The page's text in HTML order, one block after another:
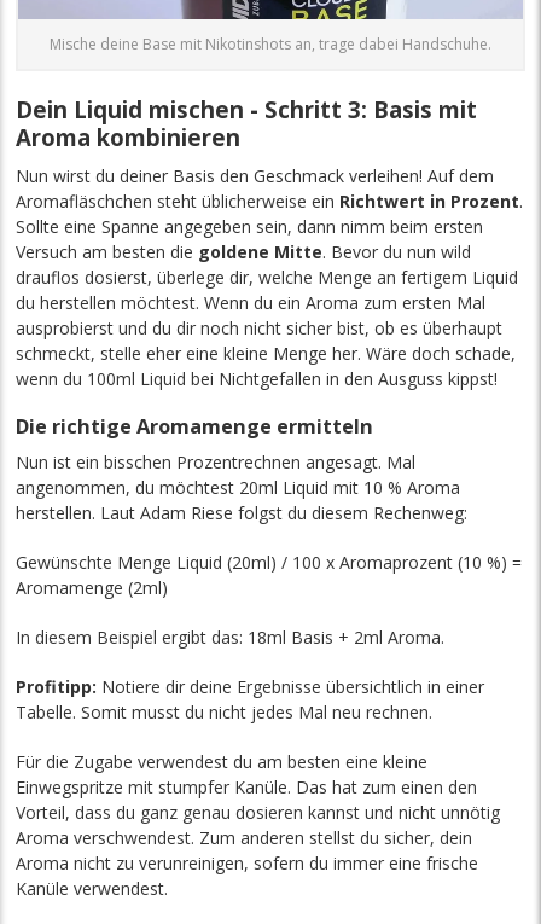
Mische deine Base mit Nikotinshots an, trage dabei Handschuhe.
Dein Liquid mischen - Schritt 3: Basis mit
Aroma kombinieren
Nun wirst du deiner Basis den Geschmack verleihen! Auf dem
Aromafläschchen steht üblicherweise ein Richtwert in Prozent.
Sollte eine Spanne angegeben sein, dann nimm beim ersten
Versuch am besten die goldene Mitte. Bevor du nun wild
drauflos dosierst, überlege dir, welche Menge an fertigem Liquid
du herstellen möchtest. Wenn du ein Aroma zum ersten Mal
ausprobierst und du dir noch nicht sicher bist, ob es überhaupt
schmeckt, stelle eher eine kleine Menge her. Wäre doch schade,
wenn du 100ml Liquid bei Nichtgefallen in den Ausguss kippst!
Die richtige Aromamenge ermitteln
Nun ist ein bisschen Prozentrechnen angesagt. Mal
angenommen, du möchtest 20ml Liquid mit 10 % Aroma
herstellen. Laut Adam Riese folgst du diesem Rechenweg:
Gewünschte Menge Liquid (20ml) / 100 x Aromaprozent (10 %) =
Aromamenge (2ml)
In diesem Beispiel ergibt das: 18ml Basis + 2ml Aroma.
Profitipp: Notiere dir deine Ergebnisse übersichtlich in einer
Tabelle. Somit musst du nicht jedes Mal neu rechnen.
Für die Zugabe verwendest du am besten eine kleine
Einwegspritze mit stumpfer Kanüle. Das hat zum einen den
Vorteil, dass du ganz genau dosieren kannst und nicht unnötig
Aroma verschwendest. Zum anderen stellst du sicher, dein
Aroma nicht zu verunreinigen, sofern du immer eine frische
Kanüle verwendest.